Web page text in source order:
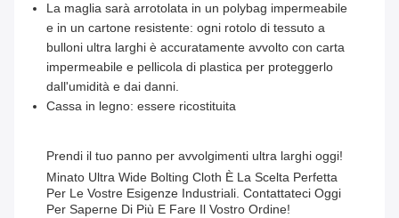
La maglia sarà arrotolata in un polybag impermeabile
e in un cartone resistente: ogni rotolo di tessuto a
bulloni ultra larghi è accuratamente avvolto con carta
impermeabile e pellicola di plastica per proteggerlo
dall'umidità e dai danni.
Cassa in legno: essere ricostituita
Prendi il tuo panno per avvolgimenti ultra larghi oggi!
Minato Ultra Wide Bolting Cloth È La Scelta Perfetta
Per Le Vostre Esigenze Industriali. Contattateci Oggi
Per Saperne Di Più E Fare Il Vostro Ordine!